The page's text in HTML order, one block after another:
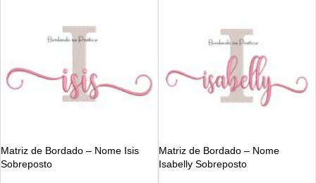
Matriz de Bordado – Nome Isis
Sobreposto
Matriz de Bordado – Nome
Isabelly Sobreposto